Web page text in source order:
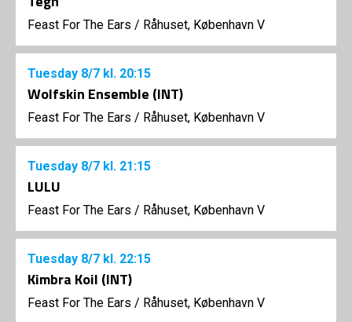
Feast For The Ears / Råhuset, København V
Tuesday 8/7 kl. 20:15
Wolfskin Ensemble (INT)
Feast For The Ears / Råhuset, København V
Tuesday 8/7 kl. 21:15
LULU
Feast For The Ears / Råhuset, København V
Tuesday 8/7 kl. 22:15
Kimbra Koil (INT)
Feast For The Ears / Råhuset, København V